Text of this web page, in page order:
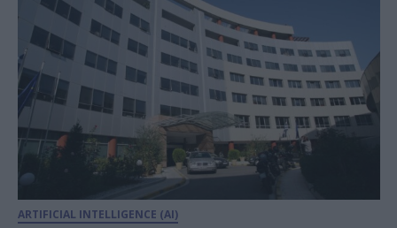
ARTIFICIAL INTELLIGENCE (AI)